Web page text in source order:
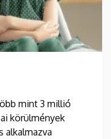
mint 3 millió
körülmények
alkalmazva